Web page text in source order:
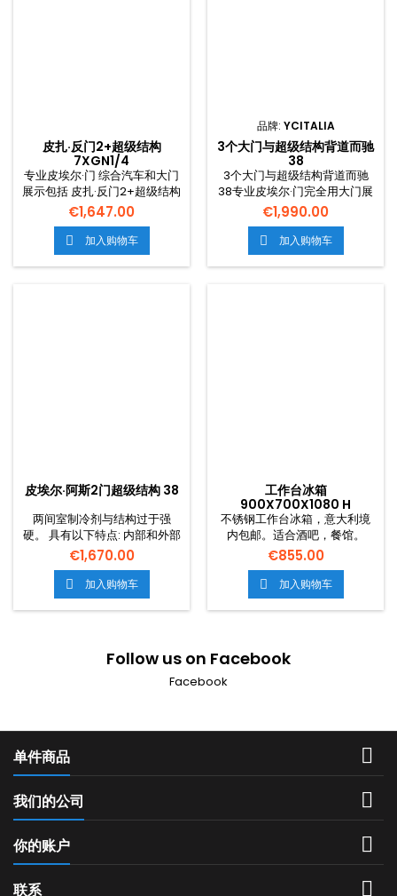
皮扎·反门2+超级结构
7XGN1/4
专业皮埃尔·门 综合汽车和大门
展示包括 皮扎·反门2+超级结构
7xgn1/4
€1,647.00
 加入购物车
品牌: YCITALIA
3个大门与超级结构背道而驰
38
3个大门与超级结构背道而驰
38专业皮埃尔·门完全用大门展
示了内部和外部结构,完全制造
了无休止的钢弹和灰色,有20厘
米的门,用于三家门手的准备。.
意大利自由运输
€1,990.00
 加入购物车
皮埃尔·阿斯2门超级结构 38
两间室制冷剂与结构过于强
硬。 具有以下特点: 内部和外部
结构完全不停的钢 灰色
Granite 营 20 cm 对反腐的制
冷剂处理了定制电器。
€1,670.00
 加入购物车
工作台冰箱
900X700X1080 H
不锈钢工作台冰箱，意大利境
内包邮。适合酒吧，餐馆。
€855.00
 加入购物车
Follow us on Facebook
Facebook
单件商品 
我们的公司 
你的账户 
联系 